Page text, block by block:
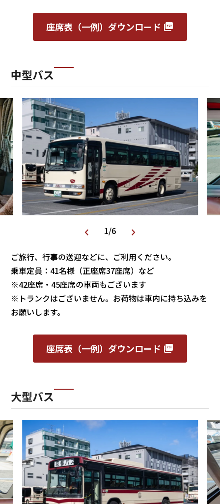
座席表（一例）ダウンロード
中型バス
1/6
ご旅行、行事の送迎などに、ご利用ください。
乗車定員：41名様（正座席37座席）など
※42座席・45座席の車両もございます
※トランクはございません。お荷物は車内に持ち込みを
お願いします。
座席表（一例）ダウンロード
大型バス